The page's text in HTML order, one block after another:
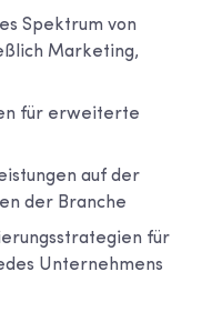
Spektrum von
Marketing,
für erweiterte
auf der
der Branche
für
Unternehmens